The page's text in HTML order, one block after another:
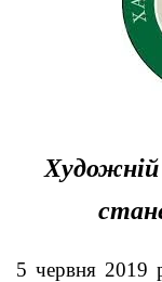
Художній
5 червня 2019